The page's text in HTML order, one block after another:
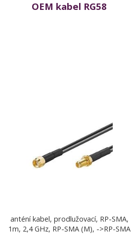
OEM kabel RG58
anténí kabel, prodlužovací, RP-SMA,
1m, 2,4 GHz, RP-SMA (M), ->RP-SMA